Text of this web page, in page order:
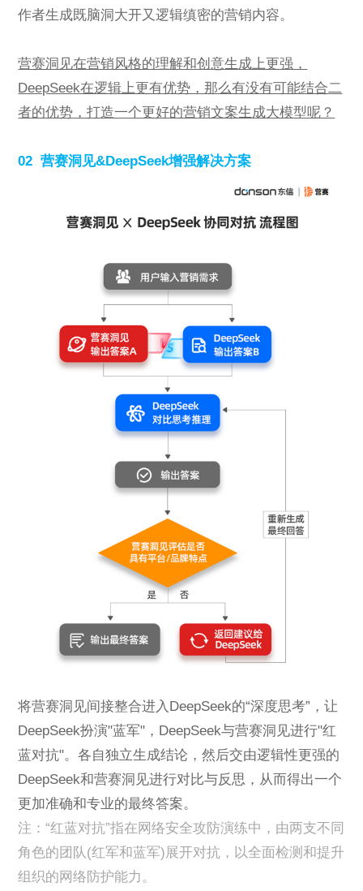
作者生成既脑洞大开又逻辑缜密的营销内容。
营赛洞见在营销风格的理解和创意生成上更强，
DeepSeek在逻辑上更有优势，那么有没有可能结合二
者的优势，打造一个更好的营销文案生成大模型呢？
02 营赛洞见&DeepSeek增强解决方案
将营赛洞见间接整合进入DeepSeek的“深度思考”，让
DeepSeek扮演"蓝军"，DeepSeek与营赛洞见进行"红
蓝对抗"。各自独立生成结论，然后交由逻辑性更强的
DeepSeek和营赛洞见进行对比与反思，从而得出一个
更加准确和专业的最终答案。
注：“红蓝对抗”指在网络安全攻防演练中，由两支不同
角色的团队(红军和蓝军)展开对抗，以全面检测和提升
组织的网络防护能力。